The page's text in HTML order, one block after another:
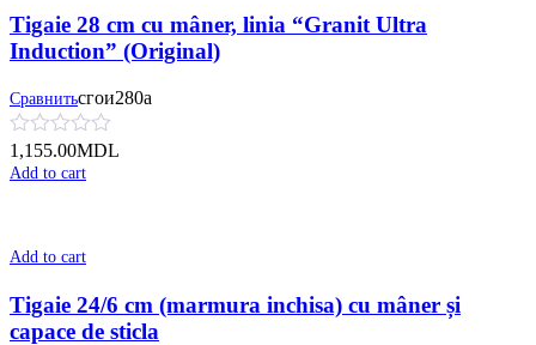
Tigaie 28 cm cu mâner, linia “Granit Ultra
Induction” (Original)
Сравнитьсгои280а
1,155.00MDL
Add to cart
Add to cart
Tigaie 24/6 cm (marmura inchisa) cu mâner și
сapace de sticla